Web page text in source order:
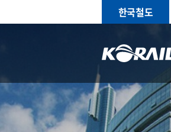
한국철도
CEO